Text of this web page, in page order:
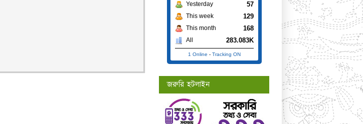
Yesterday 57
This week 129
This month 168
All 283.083K
1 Online - Tracking ON
জরুরি হটলাইন